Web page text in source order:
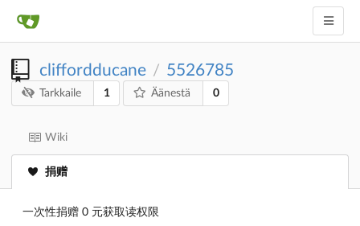
cliffordducane / 5526785
Tarkkaile 1 Äänestä 0
Wiki
捐赠
一次性捐赠 0 元获取读权限